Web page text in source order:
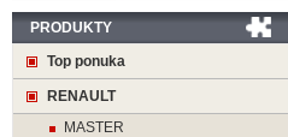
PRODUKTY
Top ponuka
RENAULT
MASTER